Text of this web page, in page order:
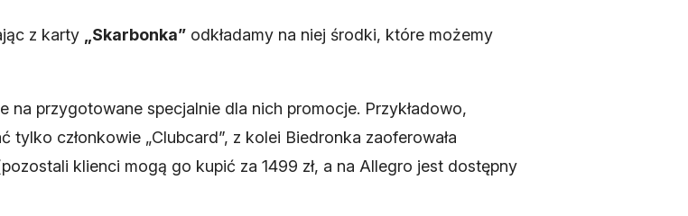
z karty „Skarbonka” odkładamy na niej środki, które możemy
przygotowane specjalnie dla nich promocje. Przykładowo,
członkowie „Clubcard”, z kolei Biedronka zaoferowała
klienci mogą go kupić za 1499 zł, a na Allegro jest dostępny